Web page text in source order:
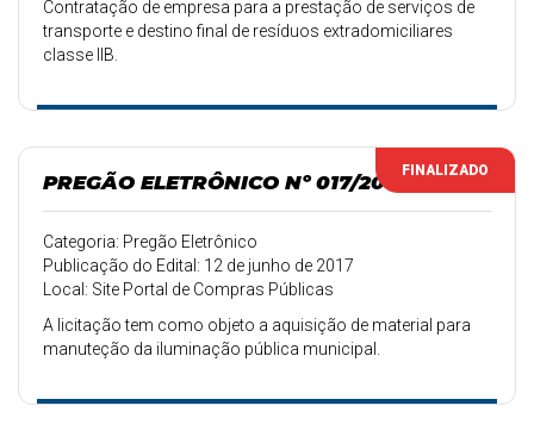
Contratação de empresa para a prestação de serviços de
transporte e destino final de resíduos extradomiciliares
classe IIB.
FINALIZADO
PREGÃO ELETRÔNICO Nº 017/2017
Categoria: Pregão Eletrônico
Publicação do Edital: 12 de junho de 2017
Local: Site Portal de Compras Públicas
A licitação tem como objeto a aquisição de material para
manuteção da iluminação pública municipal.